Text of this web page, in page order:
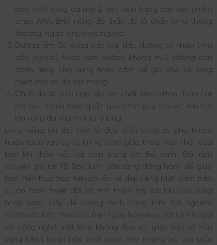
bào chết vùng da này 2 lần/tuần bằng các sản phẩm
chứa AHA/BHA nồng độ thấp để lỗ chân lông thông
thoáng, ngăn lông mọc ngược.
Dưỡng ẩm: Sử dụng các loại dầu dưỡng tự nhiên (như
dầu jojoba) hoặc kem dưỡng không mùi, không cồn
dành riêng cho vùng nhạy cảm để giữ cho sợi lông
mềm mại và da mịn màng.
Chọn đồ lót phù hợp: Ưu tiên chất liệu cotton thấm hút
mồ hôi. Tránh mặc quần quá chật gây ma sát liên tục
lên vùng da vừa mới xử lý lông.
Lông vùng kín thế nào là đẹp cuối cùng sẽ phụ thuộc
hoàn toàn vào sự tự tin và cảm giác thoải mái nhất của
bạn khi thấu hiểu và trân trọng cơ thể mình. Đội ngũ
chuyên gia tại YB Spa luôn sẵn sàng đồng hành để giúp
bạn hiện thực hóa tiêu chuẩn vẻ đẹp riêng biệt, đảm bảo
sự an toàn tuyệt đối và tính thẩm mỹ dài lâu cho vùng
nhạy cảm. Hãy để chúng mình nâng tầm trải nghiệm
chăm sóc bản thân của bạn ngay hôm nay, bởi tại YB Spa
có công nghệ triệt lông không đau rát giúp bạn sở hữu
vùng bikini hoàn hảo một cách nhẹ nhàng và thư giãn